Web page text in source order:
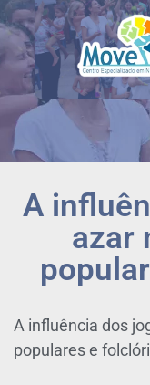
A
azar
A influência dos
populares e